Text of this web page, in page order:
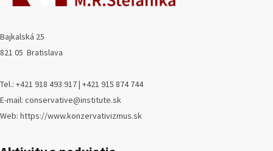
Bajkalská 25
821 05 Bratislava
Tel.: +421 918 493 917 | +421 915 874 744
E-mail: conservative@institute.sk
Web: https://www.konzervativizmus.sk